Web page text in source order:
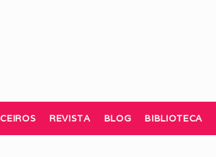
REVISTA BLOG BIBLIOTECA